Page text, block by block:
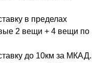
в пределах
2 вещи + 4 вещи по
до 10км за МКАД.